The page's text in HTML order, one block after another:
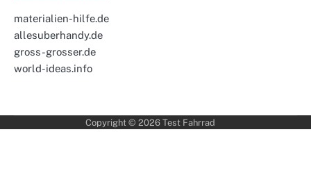
materialien-hilfe.de
allesuberhandy.de
gross-grosser.de
world-ideas.info
Copyright © 2026 Test Fahrrad